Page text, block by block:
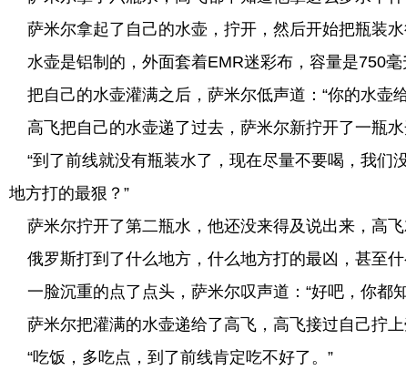
萨米尔拿起了自己的水壶，拧开，然后开始把瓶装水
水壶是铝制的，外面套着EMR迷彩布，容量是750毫
把自己的水壶灌满之后，萨米尔低声道：“你的水壶
高飞把自己的水壶递了过去，萨米尔新拧开了一瓶水
“到了前线就没有瓶装水了，现在尽量不要喝，我们
地方打的最狠？”
萨米尔拧开了第二瓶水，他还没来得及说出来，高飞
俄罗斯打到了什么地方，什么地方打的最凶，甚至什
一脸沉重的点了点头，萨米尔叹声道：“好吧，你
萨米尔把灌满的水壶递给了高飞，高飞接过自己拧上
“吃饭，多吃点，到了前线肯定吃不好了。”